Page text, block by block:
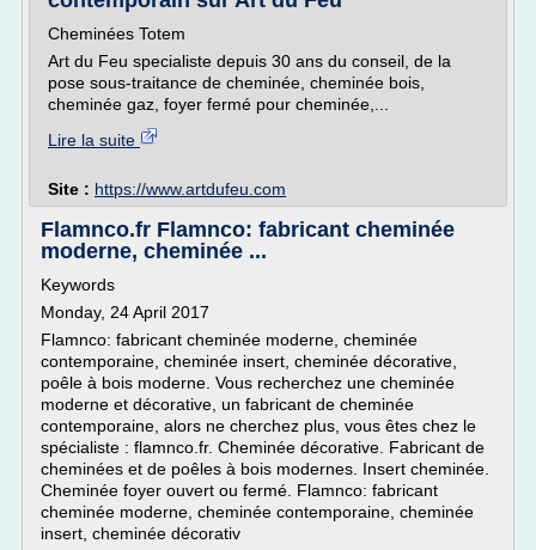
Cheminées Totem
Art du Feu specialiste depuis 30 ans du conseil, de la
pose sous-traitance de cheminée, cheminée bois,
cheminée gaz, foyer fermé pour cheminée,...
Lire la suite
Site : https://www.artdufeu.com
Flamnco.fr Flamnco: fabricant cheminée
moderne, cheminée ...
Keywords
Monday, 24 April 2017
Flamnco: fabricant cheminée moderne, cheminée
contemporaine, cheminée insert, cheminée décorative,
poêle à bois moderne. Vous recherchez une cheminée
moderne et décorative, un fabricant de cheminée
contemporaine, alors ne cherchez plus, vous êtes chez le
spécialiste : flamnco.fr. Cheminée décorative. Fabricant de
cheminées et de poêles à bois modernes. Insert cheminée.
Cheminée foyer ouvert ou fermé. Flamnco: fabricant
cheminée moderne, cheminée contemporaine, cheminée
insert, cheminée décorativ